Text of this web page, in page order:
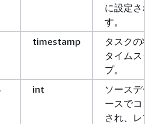
に設定され
す。
timestamp
タスクの状
タイムスタ
プ。
int
ソースデー
ースでコミ
され、レプ